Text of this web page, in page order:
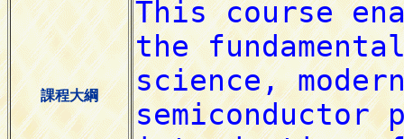
課程大綱